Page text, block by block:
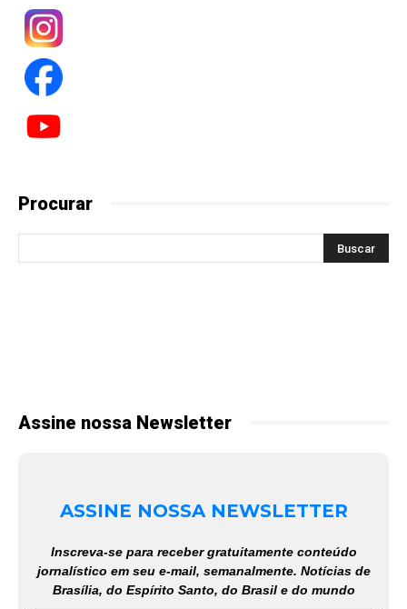
Procurar
Assine nossa Newsletter
ASSINE NOSSA NEWSLETTER
Inscreva-se para receber gratuitamente conteúdo
jornalístico em seu e-mail, semanalmente. Notícias de
Brasília, do Espírito Santo, do Brasil e do mundo